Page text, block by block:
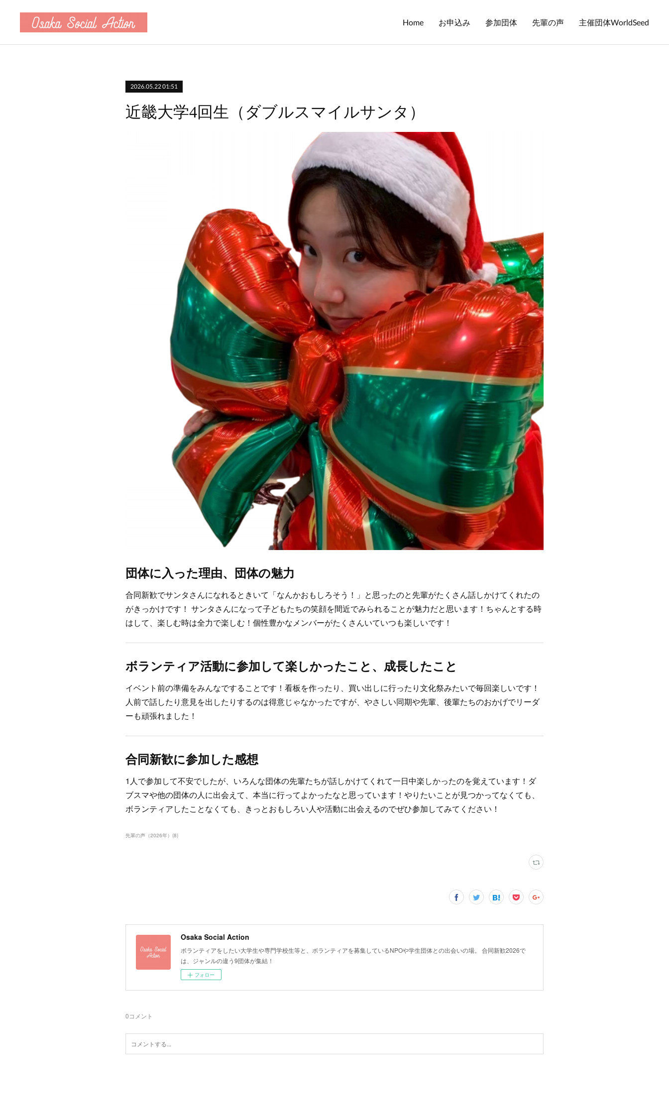
Home お申込み 参加団体 先輩の声 主催団体WorldSeed
2026.05.22 01:51
近畿大学4回生（ダブルスマイルサンタ）
団体に入った理由、団体の魅力
合同新歓でサンタさんになれるときいて「なんかおもしろそう！」と思ったのと先輩がたくさん話しかけてくれたの
がきっかけです！ サンタさんになって子どもたちの笑顔を間近でみられることが魅力だと思います！ちゃんとする時
はして、楽しむ時は全力で楽しむ！個性豊かなメンバーがたくさんいていつも楽しいです！
ボランティア活動に参加して楽しかったこと、成長したこと
イベント前の準備をみんなですることです！看板を作ったり、買い出しに行ったり文化祭みたいで毎回楽しいです！
人前で話したり意見を出したりするのは得意じゃなかったですが、やさしい同期や先輩、後輩たちのおかげでリーダ
ーも頑張れました！
合同新歓に参加した感想
1人で参加して不安でしたが、いろんな団体の先輩たちが話しかけてくれて一日中楽しかったのを覚えています！ダ
ブスマや他の団体の人に出会えて、本当に行ってよかったなと思っています！やりたいことが見つかってなくても、
ボランティアしたことなくても、きっとおもしろい人や活動に出会えるのでぜひ参加してみてください！
先輩の声（2026年） (8)
Osaka Social Action
ボランティアをしたい大学生や専門学校生等と、ボランティアを募集しているNPOや学生団体との出会いの場。 合同新歓2026で
は、ジャンルの違う9団体が集結！
フォロー
0コメント